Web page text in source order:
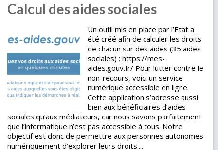
Calcul des aides sociales
Un outil mis en place par l’Etat a
été créé afin de calculer les droits
de chacun sur des aides (35 aides
sociales) : https://mes-
aides.gouv.fr/ Pour lutter contre le
non-recours, voici un service
numérique accessible en ligne.
Cette application s’adresse aussi
bien aux bénéficiaires d’aides
sociales qu’aux médiateurs, car nous savons parfaitement
que l’informatique n’est pas accessible à tous. Notre
objectif est donc de permettre aux personnes autonomes
numériquement d’explorer leurs droits....